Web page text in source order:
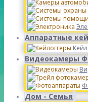
Аппаратные
Видеокамеры
Дом - Семья